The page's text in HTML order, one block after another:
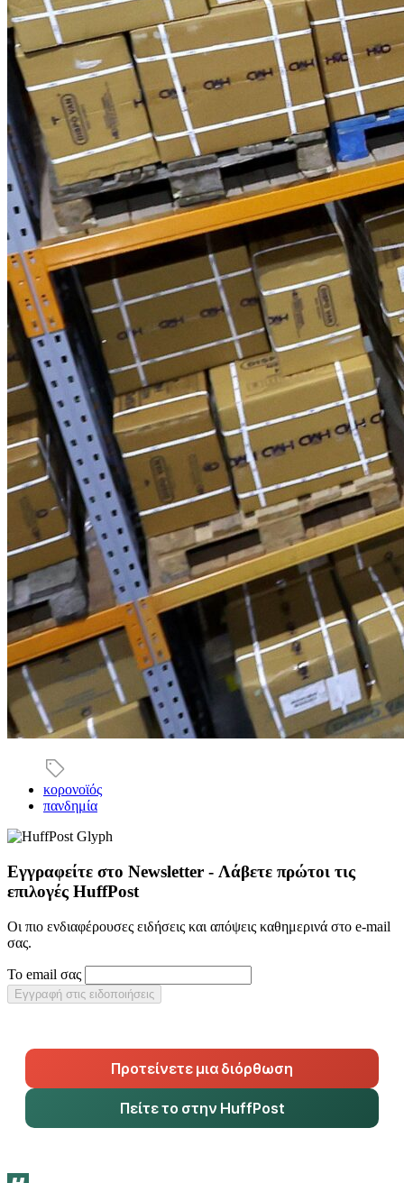
κορονοϊός
πανδημία
Εγγραφείτε στο Newsletter - Λάβετε πρώτοι τις
επιλογές HuffPost
Οι πιο ενδιαφέρουσες ειδήσεις και απόψεις καθημερινά στο e-mail
σας.
Το email σας
Εγγραφή στις ειδοποιήσεις
Προτείνετε μια διόρθωση
Πείτε το στην HuffPost